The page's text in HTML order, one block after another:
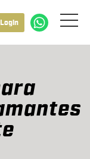
Login